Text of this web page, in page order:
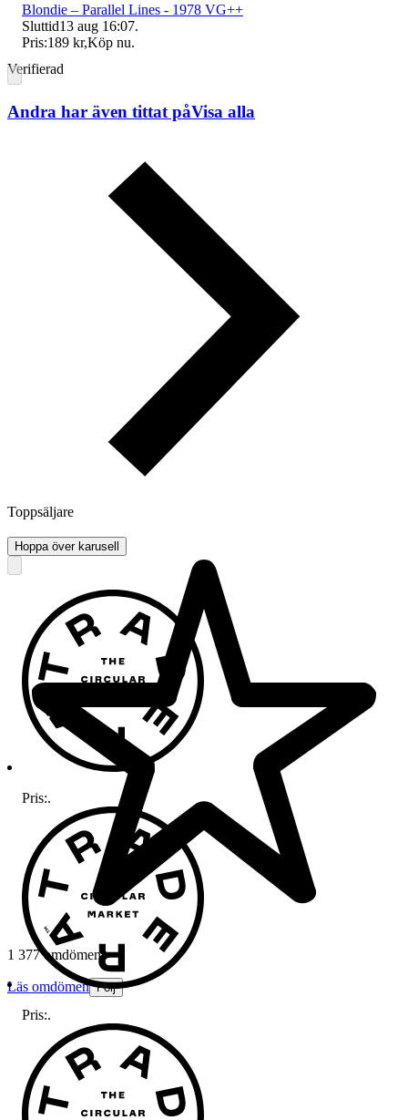
Verifierad
Toppsäljare
1 377 omdömen
Läs omdömen Följ
Blondie – Parallel Lines - 1978 VG++
Sluttid13 aug 16:07.
Pris:189 kr,Köp nu.
Andra har även tittat påVisa alla
Hoppa över karusell
Pris:.
Pris:.